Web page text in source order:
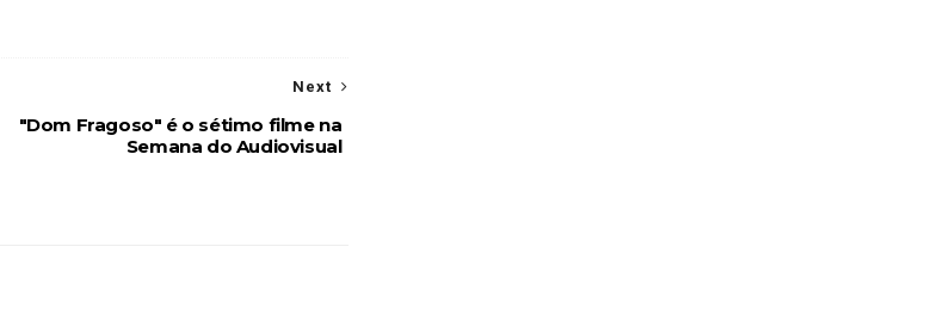
Next
"Dom Fragoso" é o sétimo filme na
Semana do Audiovisual